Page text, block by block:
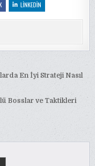
LINKEDIN
En İyi Strateji Nasıl
Bosslar ve Taktikleri